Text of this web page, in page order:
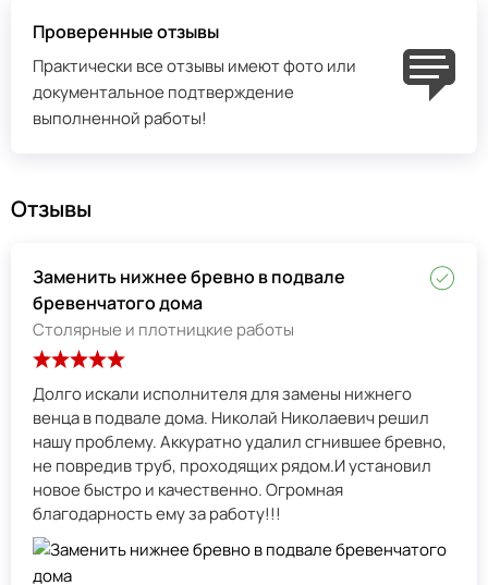
Проверенные отзывы
Практически все отзывы имеют фото или
документальное подтверждение
выполненной работы!
Отзывы
Заменить нижнее бревно в подвале
бревенчатого дома
Столярные и плотницкие работы
Долго искали исполнителя для замены нижнего
венца в подвале дома. Николай Николаевич решил
нашу проблему. Аккуратно удалил сгнившее бревно,
не повредив труб, проходящих рядом.И установил
новое быстро и качественно. Огромная
благодарность ему за работу!!!